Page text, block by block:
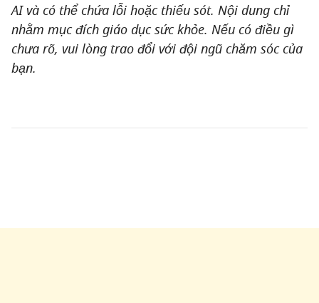
AI và có thể chứa lỗi hoặc thiếu sót. Nội dung chỉ
nhằm mục đích giáo dục sức khỏe. Nếu có điều gì
chưa rõ, vui lòng trao đổi với đội ngũ chăm sóc của
bạn.